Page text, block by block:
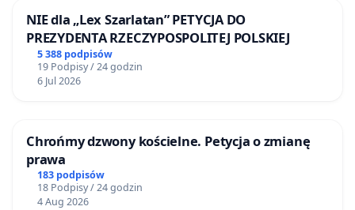
NIE dla „Lex Szarlatan” PETYCJA DO
PREZYDENTA RZECZYPOSPOLITEJ POLSKIEJ
5 388 podpisów
19 Podpisy / 24 godzin
6 Jul 2026
Chrońmy dzwony kościelne. Petycja o zmianę
prawa
183 podpisów
18 Podpisy / 24 godzin
4 Aug 2026